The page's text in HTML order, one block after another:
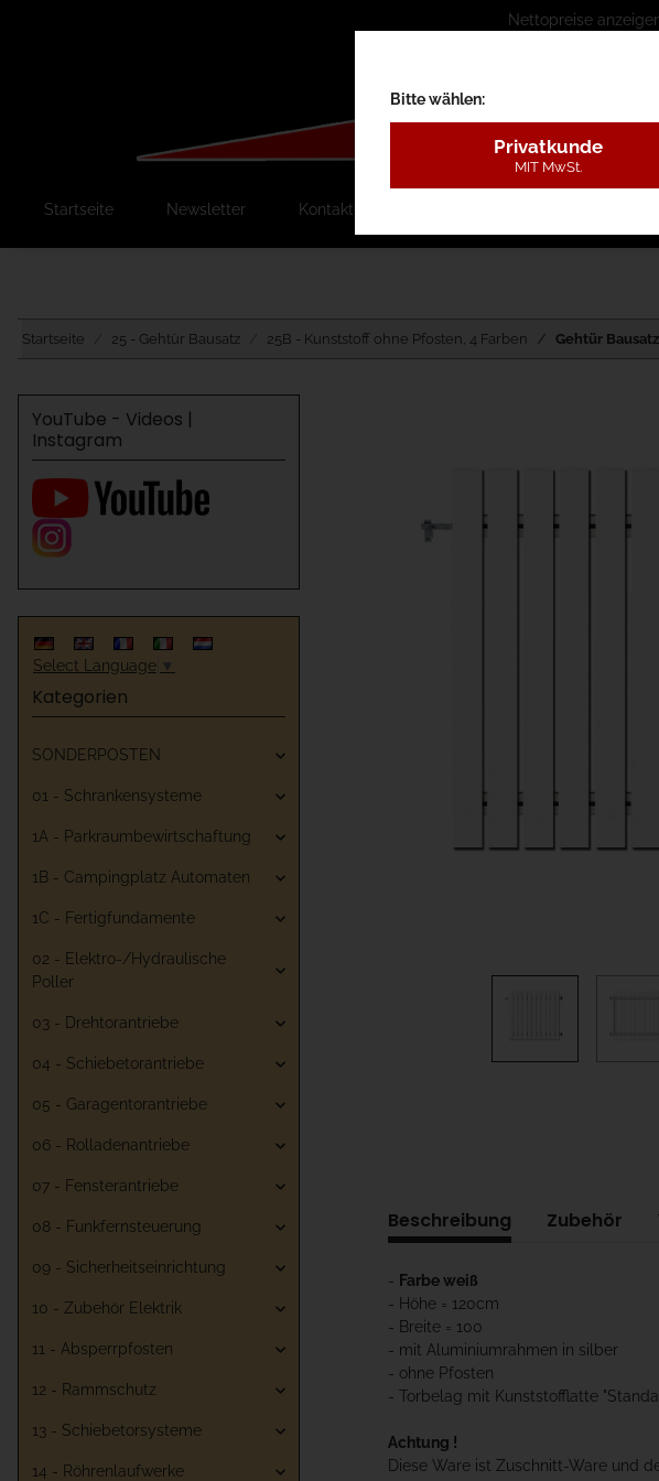
Nettopreise
Startseite Newsletter Kontakt
Startseite 25 - Gehtür Bausatz 25B - Kunststoff ohne Pfosten, 4 Farben Gehtür
Beschreibung Zubehör
- Farbe weiß
- Höhe = 120cm
- Breite = 100
- mit Aluminiumrahmen in silber
- ohne Pfosten
- Torbelag mit Kunststofflatte
Achtung !
Diese Ware ist Zuschnitt-Ware und
YouTube - Videos |
Instagram
Select Language ▼
Kategorien
SONDERPOSTEN
01 - Schrankensysteme
1A - Parkraumbewirtschaftung
1B - Campingplatz Automaten
1C - Fertigfundamente
02 - Elektro-/Hydraulische
Poller
03 - Drehtorantriebe
04 - Schiebetorantriebe
05 - Garagentorantriebe
06 - Rolladenantriebe
07 - Fensterantriebe
08 - Funkfernsteuerung
09 - Sicherheitseinrichtung
10 - Zubehör Elektrik
11 - Absperrpfosten
12 - Rammschutz
13 - Schiebetorsysteme
14 - Röhrenlaufwerke
Bitte wählen:
Privatkunde
MIT MwSt.